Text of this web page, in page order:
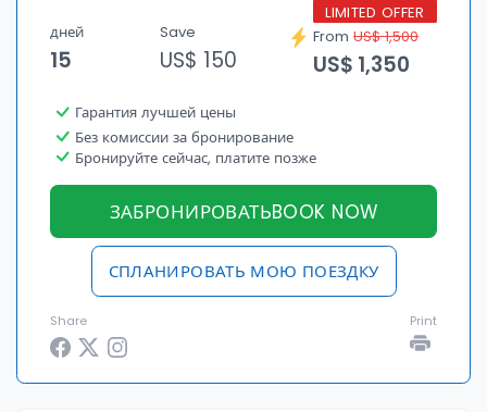
дней
15
Save
US$ 150
LIMITED OFFER
FromUS$ 1,500
US$ 1,350
Гарантия лучшей цены
Без комиссии за бронирование
Бронируйте сейчас, платите позже
ЗАБРОНИРОВАТЬBOOK NOW
СПЛАНИРОВАТЬ МОЮ ПОЕЗДКУ
Share Print